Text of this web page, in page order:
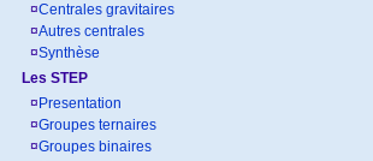
¤Centrales gravitaires
¤Autres centrales
¤Synthèse
Les STEP
¤ Presentation
¤Groupes ternaires
¤Groupes binaires